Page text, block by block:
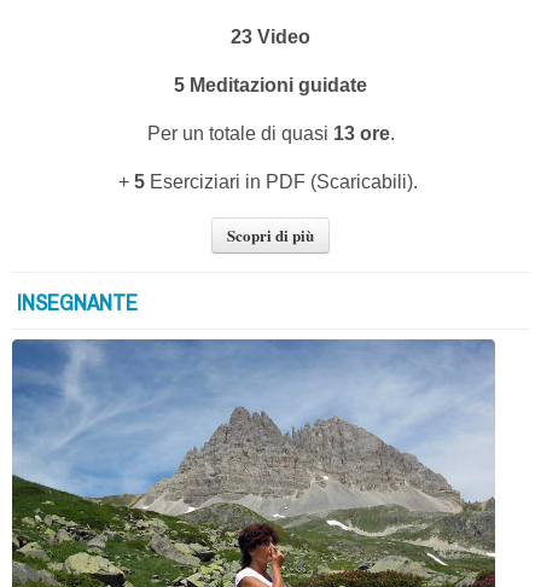
23 Video
5 Meditazioni guidate
Per un totale di quasi 13 ore.
+ 5 Eserciziari in PDF (Scaricabili).
Scopri di più
INSEGNANTE